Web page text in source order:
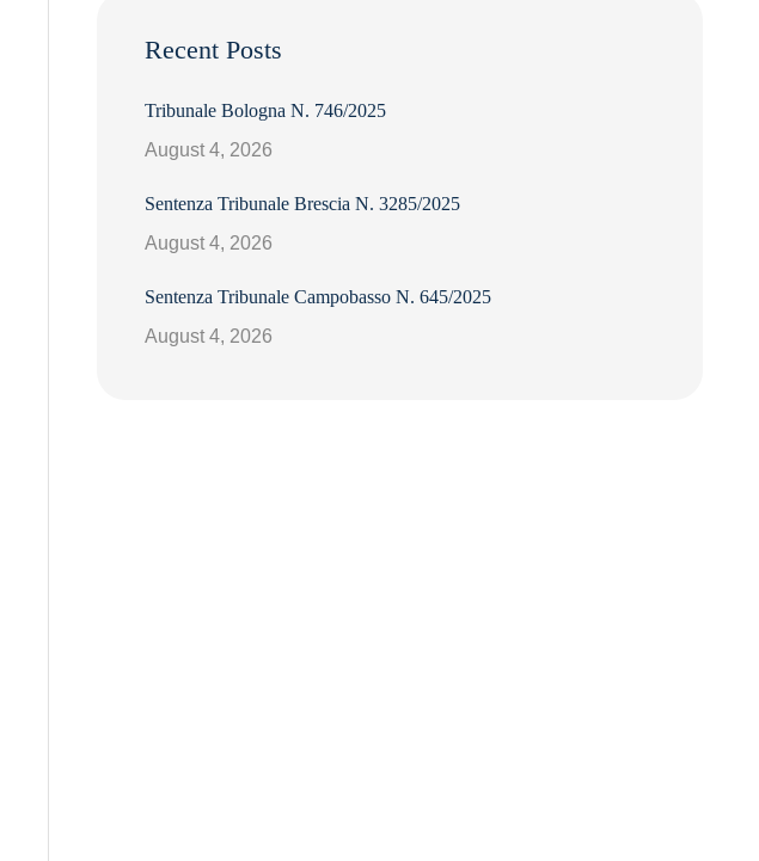
Recent Posts
Tribunale Bologna N. 746/2025
August 4, 2026
Sentenza Tribunale Brescia N. 3285/2025
August 4, 2026
Sentenza Tribunale Campobasso N. 645/2025
August 4, 2026